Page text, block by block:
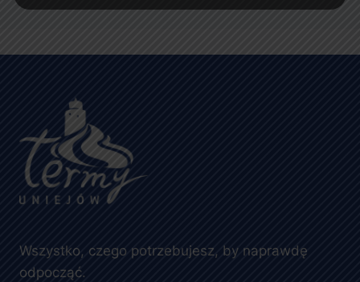
Wszystko, czego potrzebujesz, by naprawdę
odpocząć.